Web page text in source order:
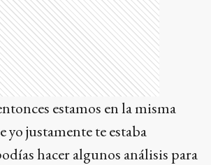
estamos en la misma
justamente te estaba
hacer algunos análisis para